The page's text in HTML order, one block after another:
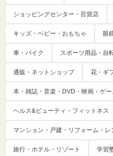
ショッピングセンター・百貨店
キッズ・ベビー・おもちゃ 眼
車・バイク スポーツ用品・自
通販・ネットショップ 花・ギ
本・雑誌・音楽・DVD・映画・ゲー
ヘルス&ビューティ・フィットネス
マンション・戸建・リフォーム・レ
旅行・ホテル・リゾート 学習